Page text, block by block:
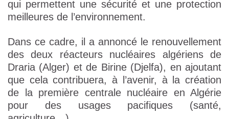
qui permettent une sécurité et une protection
meilleures de l’environnement.
Dans ce cadre, il a annoncé le renouvellement
des deux réacteurs nucléaires algériens de
Draria (Alger) et de Birine (Djelfa), en ajoutant
que cela contribuera, à l’avenir, à la création
de la première centrale nucléaire en Algérie
pour des usages pacifiques (santé,